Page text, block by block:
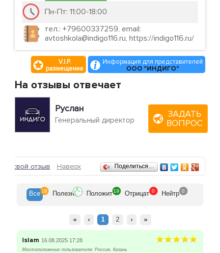
Пн-Пт: 11:00-18:00
тел.: +79600337259, email:
avtoshkola@indigo116.ru, https://indigo116.ru/
V.I.P.
размещение
Информация для представителей
ООО "ИНДИГО"
На отзывы отвечает
Руслан
Генеральный директор
ЗАДАТЬ
ВОПРОС
Отзывы
свой отзыв Наверх Поделиться…
Все 19 Полезн Положит 19 Отрицат 0 Нейтр 0
« ‹ 1 2 › »
Islam 16.08.2025 17:28
Местоположение пользователя: Россия, Казань